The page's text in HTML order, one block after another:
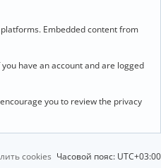
Embedded content from
have an account and are logged
you to review the privacy
Часовой пояс: UTC+03:00
cookies